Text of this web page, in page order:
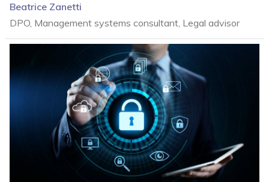
Beatrice Zanetti
DPO, Management systems consultant, Legal advisor